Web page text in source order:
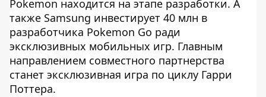
Pokemon находится на этапе разработки. А
также Samsung инвестирует 40 млн в
разработчика Pokemon Go ради
эксклюзивных мобильных игр. Главным
направлением совместного партнерства
станет эксклюзивная игра по циклу Гарри
Поттера.